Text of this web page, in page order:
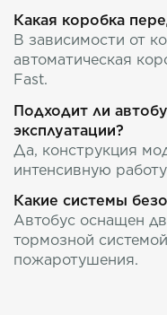
Какая коробка
В зависимости от
автоматическая
Fast.
Подходит ли
эксплуатации?
Да, конструкция
интенсивную
Какие системы
Автобус оснащен
тормозной
пожаротушения.